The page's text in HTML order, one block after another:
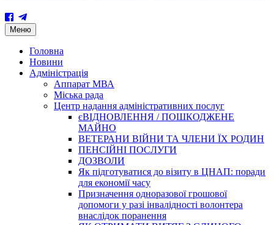
Меню Skip
to
content
Головна
Новини
Адміністрація
Аппарат МВА
Міська рада
Центр надання адміністративних послуг
єВІДНОВЛЕННЯ / ПОШКОДЖЕНЕ
МАЙНО
ВЕТЕРАНИ ВІЙНИ ТА ЧЛЕНИ ЇХ РОДИН
ПЕНСІЙНІ ПОСЛУГИ
ДОЗВОЛИ
Як підготуватися до візиту в ЦНАП: поради
для економії часу
Призначення одноразової грошової
допомоги у разі інвалідності волонтера
внаслідок поранення